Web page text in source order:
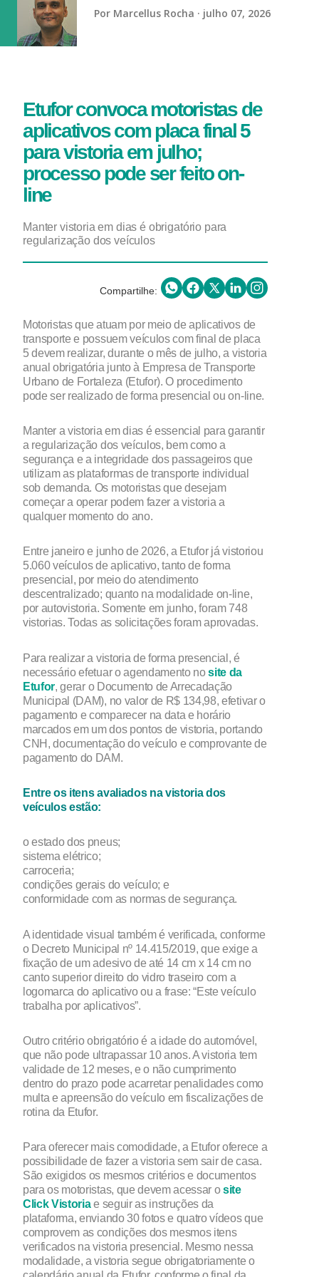
vaga na referência do ataque, com...
Por Marcellus Rocha julho 07, 2026
Etufor convoca motoristas de
aplicativos com placa final 5
para vistoria em julho;
processo pode ser feito on-
line
Manter vistoria em dias é obrigatório para
regularização dos veículos
Compartilhe:
Motoristas que atuam por meio de aplicativos de
transporte e possuem veículos com final de placa
5 devem realizar, durante o mês de julho, a vistoria
anual obrigatória junto à Empresa de Transporte
Urbano de Fortaleza (Etufor). O procedimento
pode ser realizado de forma presencial ou on-line.
Manter a vistoria em dias é essencial para garantir
a regularização dos veículos, bem como a
segurança e a integridade dos passageiros que
utilizam as plataformas de transporte individual
sob demanda. Os motoristas que desejam
começar a operar podem fazer a vistoria a
qualquer momento do ano.
Entre janeiro e junho de 2026, a Etufor já vistoriou
5.060 veículos de aplicativo, tanto de forma
presencial, por meio do atendimento
descentralizado; quanto na modalidade on-line,
por autovistoria. Somente em junho, foram 748
vistorias. Todas as solicitações foram aprovadas.
Para realizar a vistoria de forma presencial, é
necessário efetuar o agendamento nosite da
Etufor , gerar o Documento de Arrecadação
Municipal (DAM), no valor de R$ 134,98, efetivar o
pagamento e comparecer na data e horário
marcados em um dos pontos de vistoria, portando
CNH, documentação do veículo e comprovante de
pagamento do DAM.
Entre os itens avaliados na vistoria dos
veículos estão:
o estado dos pneus;
sistema elétrico;
carroceria;
condições gerais do veículo; e
conformidade com as normas de segurança.
A identidade visual também é verificada, conforme
o Decreto Municipal nº 14.415/2019, que exige a
fixação de um adesivo de até 14 cm x 14 cm no
canto superior direito do vidro traseiro com a
logomarca do aplicativo ou a frase: “Este veículo
trabalha por aplicativos”.
Outro critério obrigatório é a idade do automóvel,
que não pode ultrapassar 10 anos. A vistoria tem
validade de 12 meses, e o não cumprimento
dentro do prazo pode acarretar penalidades como
multa e apreensão do veículo em fiscalizações de
rotina da Etufor.
Para oferecer mais comodidade, a Etufor oferece a
possibilidade de fazer a vistoria sem sair de casa.
São exigidos os mesmos critérios e documentos
para os motoristas, que devem acessar osite
Click Vistoriae seguir as instruções da
plataforma, enviando 30 fotos e quatro vídeos que
comprovem as condições dos mesmos itens
verificados na vistoria presencial. Mesmo nessa
modalidade, a vistoria segue obrigatoriamente o